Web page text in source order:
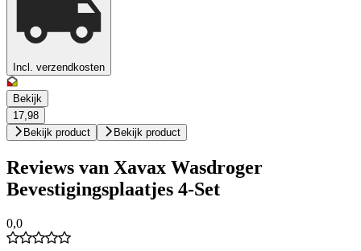
Incl. verzendkosten
Bekijk
17,98
Bekijk product
Bekijk product
Reviews van Xavax Wasdroger
Bevestigingsplaatjes 4-Set
0,0